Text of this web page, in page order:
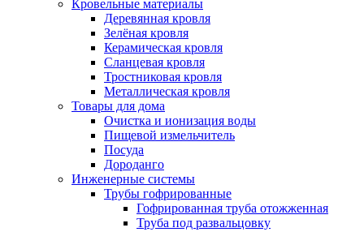
Кровельные материалы
Деревянная кровля
Зелёная кровля
Керамическая кровля
Сланцевая кровля
Тростниковая кровля
Металлическая кровля
Товары для дома
Очистка и ионизация воды
Пищевой измельчитель
Посуда
Дороданго
Инженерные системы
Трубы гофрированные
Гофрированная труба отожженная
Труба под развальцовку